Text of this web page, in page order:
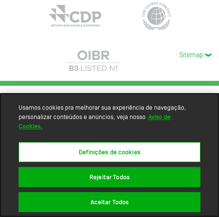
Sitemap
Usamos cookies pra melhorar sua experiência de navegação,
personalizar conteúdos e anúncios, veja nosso Aviso de
Cookies.
Definições de cookies
Rejeitar Todos
Aceitar Todos